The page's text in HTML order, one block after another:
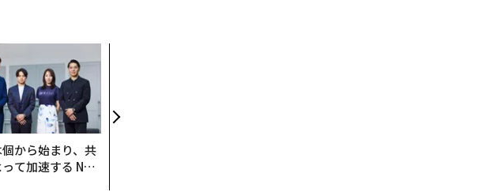
から始まり、共
て加速する NOR